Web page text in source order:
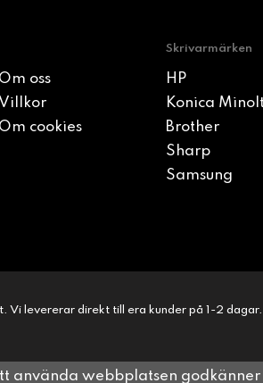
Om oss
Villkor
Om cookies
Skrivarmärken
HP
Konica
Brother
Sharp
Samsung
levererar direkt till era kunder på 1-2
använda webbplatsen